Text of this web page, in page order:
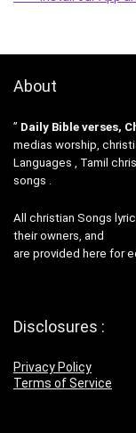
About
” Daily Bible verses,
medias worship,
Languages , Tamil
songs .
All christian Songs
their owners, and
are provided here for
Disclosures :
Privacy Policy
Terms of Service